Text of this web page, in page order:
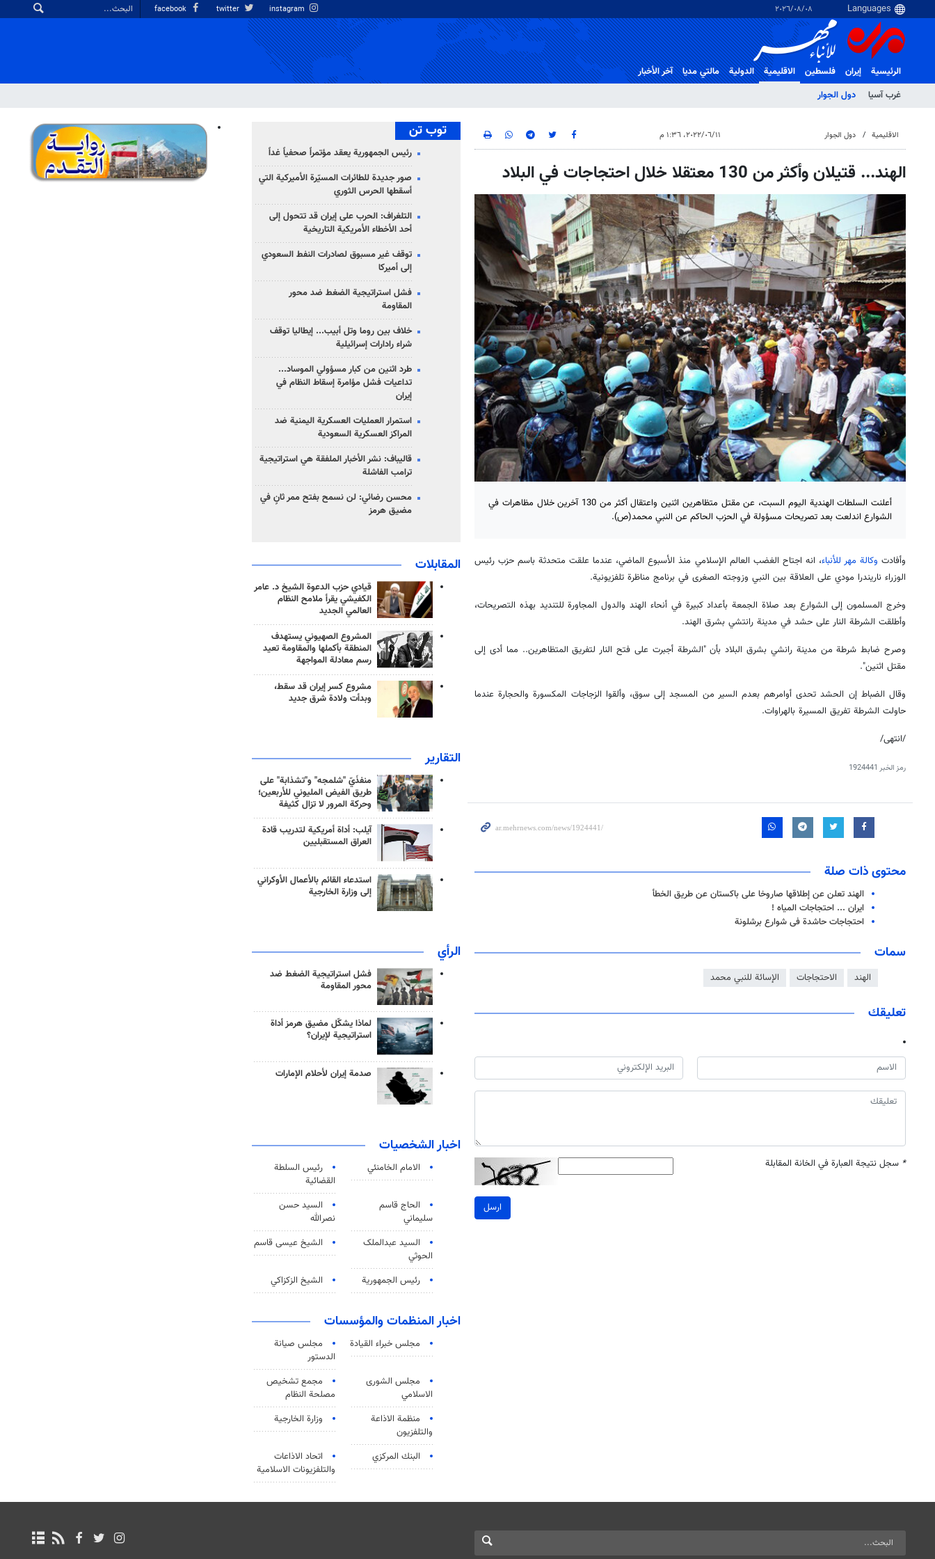
٠٨‏/٠٨‏/٢٠٢٦
الرئيسية إيران فلسطین
الاقلیمیة
غرب آسیا
دول الجوار
الدولية مالتي مدیا آخر الأخبار
الاقلیمیة دول الجوار ١١‏/٠٦‏/٢٠٢٢، ١:٣٦ م
الهند... قتيلان وأكثر من 130 معتقلا خلال احتجاجات في البلاد
أعلنت السلطات الهندية اليوم السبت، عن مقتل متظاهرين اثنين واعتقال أكثر من 130 آخرين خلال مظاهرات في
الشوارع اندلعت بعد تصريحات مسؤولة في الحزب الحاكم عن النبي محمد(ص).
وأفادت وكالة مهر للأنباء، انه اجتاح الغضب العالم الإسلامي منذ الأسبوع الماضي، عندما علقت متحدثة باسم حزب رئيس
الوزراء ناريندرا مودي على العلاقة بين النبي وزوجته الصغرى في برنامج مناظرة تلفزيونية.
وخرج المسلمون إلى الشوارع بعد صلاة الجمعة بأعداد كبيرة في أنحاء الهند والدول المجاورة للتنديد بهذه التصريحات،
وأطلقت الشرطة النار على حشد في مدينة رانتشي بشرق الهند.
وصرح ضابط شرطة من مدينة رانشي بشرق البلاد بأن "الشرطة أجبرت على فتح النار لتفريق المتظاهرين.. مما أدى إلى
مقتل اثنين".
وقال الضباط إن الحشد تحدى أوامرهم بعدم السير من المسجد إلى سوق، وألقوا الزجاجات المكسورة والحجارة عندما
حاولت الشرطة تفريق المسيرة بالهراوات.
/انتهى/
رمز الخبر 1924441
محتوى ذات صلة
الهند تعلن عن إطلاقها صاروخا على باكستان عن طريق الخطأ
ايران ... احتجاجات المياه !
احتجاجات حاشدة فى شوارع برشلونة
سمات
الهند الاحتجاجات الإسائة للنبي محمد
تعليقك
* سجل نتيجة العبارة في الخانة المقابلة
ارسل
توب تن
رئيس الجمهورية يعقد مؤتمراً صحفياً غداً
صور جديدة للطائرات المسيّرة الأميركية التي
أسقطها الحرس الثوري
التلغراف: الحرب على إيران قد تتحول إلى
أحد الأخطاء الأمريكية التاريخية
توقف غير مسبوق لصادرات النفط السعودي
إلى أميركا
فشل استراتيجية الضغط ضد محور
المقاومة
خلاف بين روما وتل أبيب... إيطاليا توقف
شراء رادارات إسرائيلية
طرد اثنين من كبار مسؤولي الموساد...
تداعيات فشل مؤامرة إسقاط النظام في
إيران
استمرار العمليات العسكرية اليمنية ضد
المراكز العسكرية السعودية
قاليباف: نشر الأخبار الملفقة هي استراتيجية
ترامب الفاشلة
محسن رضائي: لن نسمح بفتح ممر ثانٍ في
مضيق هرمز
المقابلات
قيادي حزب الدعوة الشيخ د. عامر
الكفيشي يقرأ ملامح النظام
العالمي الجديد
المشروع الصهيوني يستهدف
المنطقة بأكملها والمقاومة تعيد
رسم معادلة المواجهة
مشروع كسر إيران قد سقط،
وبدأت ولادة شرق جديد
التقارير
منفذَيّ "شلمجه" و"تشذابة" على
طريق الفيض المليوني للأربعين؛
وحركة المرور لا تزال كثيفة
آيلب: أداة أمريكية لتدريب قادة
العراق المستقبليين
استدعاء القائم بالأعمال الأوكراني
إلى وزارة الخارجية
الرأي
فشل استراتيجية الضغط ضد
محور المقاومة
لماذا يشكّل مضيق هرمز أداة
استراتيجية لإيران؟
صدمة إيران لأحلام الإمارات
اخبار الشخصيات
الامام الخامنئي
رئیس السلطة
القضائیة
الحاج قاسم
سليماني
السيد حسن
نصرالله
السید عبدالملک
الحوثي
الشيخ عيسى قاسم
رئيس الجمهورية الشيخ الزكزاكي
اخبار المنظمات والمؤسسات
مجلس خبراء القيادة
مجلس صيانة
الدستور
مجلس الشورى
الاسلامي
مجمع تشخيص
مصلحة النظام
منظمة الاذاعة
والتلفزیون
وزارة الخارجية
البنك المركزي
اتحاد الاذاعات
والتلفزيونات الاسلامية